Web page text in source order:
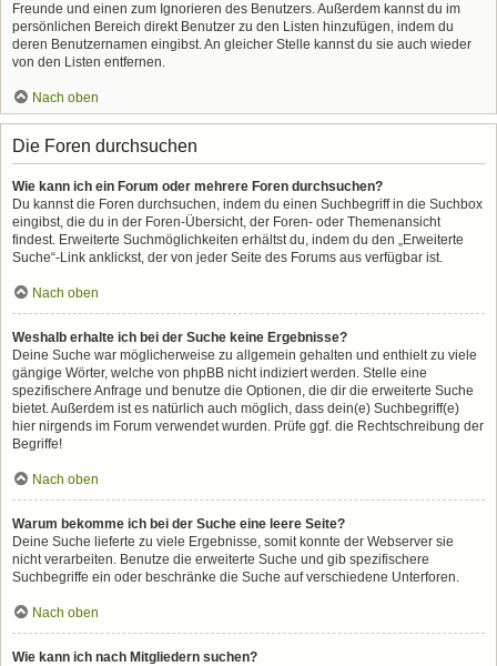
Freunde und einen zum Ignorieren des Benutzers. Außerdem kannst du im
persönlichen Bereich direkt Benutzer zu den Listen hinzufügen, indem du
deren Benutzernamen eingibst. An gleicher Stelle kannst du sie auch wieder
von den Listen entfernen.
Nach oben
Die Foren durchsuchen
Wie kann ich ein Forum oder mehrere Foren durchsuchen?
Du kannst die Foren durchsuchen, indem du einen Suchbegriff in die Suchbox
eingibst, die du in der Foren-Übersicht, der Foren- oder Themenansicht
findest. Erweiterte Suchmöglichkeiten erhältst du, indem du den „Erweiterte
Suche“-Link anklickst, der von jeder Seite des Forums aus verfügbar ist.
Nach oben
Weshalb erhalte ich bei der Suche keine Ergebnisse?
Deine Suche war möglicherweise zu allgemein gehalten und enthielt zu viele
gängige Wörter, welche von phpBB nicht indiziert werden. Stelle eine
spezifischere Anfrage und benutze die Optionen, die dir die erweiterte Suche
bietet. Außerdem ist es natürlich auch möglich, dass dein(e) Suchbegriff(e)
hier nirgends im Forum verwendet wurden. Prüfe ggf. die Rechtschreibung der
Begriffe!
Nach oben
Warum bekomme ich bei der Suche eine leere Seite?
Deine Suche lieferte zu viele Ergebnisse, somit konnte der Webserver sie
nicht verarbeiten. Benutze die erweiterte Suche und gib spezifischere
Suchbegriffe ein oder beschränke die Suche auf verschiedene Unterforen.
Nach oben
Wie kann ich nach Mitgliedern suchen?